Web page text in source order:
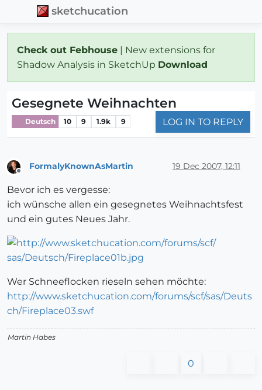
sketchucation
Check out Febhouse | New extensions for
Shadow Analysis in SketchUp Download
Gesegnete Weihnachten
Deutsch 10 9 1.9k 9 LOG IN TO REPLY
FormalyKnownAsMartin 19 Dec 2007, 12:11
Bevor ich es vergesse:
ich wünsche allen ein gesegnetes Weihnachtsfest
und ein gutes Neues Jahr.
Wer Schneeflocken rieseln sehen möchte:
http://www.sketchucation.com/forums/scf/sas/Deuts
ch/Fireplace03.swf
Martin Habes
0